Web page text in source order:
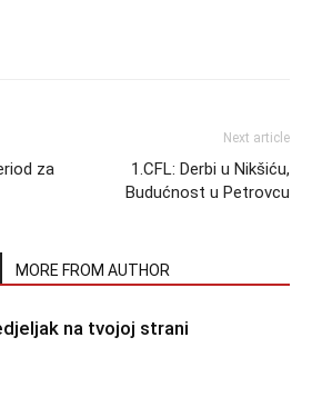
za
Next article
1.CFL: Derbi u Nikšiću,
Budućnost u Petrovcu
MORE FROM AUTHOR
na tvojoj strani